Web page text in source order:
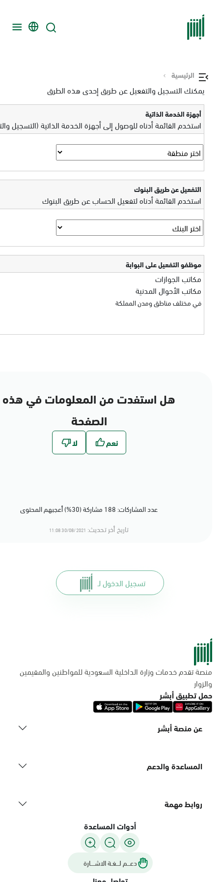
الرئيسية
يمكنك التسجيل والتفعيل عن طريق إحدى هذه الطرق
أجهزة الخدمة الذاتية
استخدم القائمة أدناه للوصول إلى أجهزة الخدمة الذاتية (التسجيل
التفعيل عن طريق البنوك
استخدم القائمة أدناه لتفعيل الحساب عن طريق البنوك
موظفو التفعيل على البوابة
مكاتب الجوازات
مكاتب الأحوال المدنية
في مختلف مناطق ومدن المملكة
هل استفدت من المعلومات في هذه
الصفحة
عدد المشاركات: 188 مشاركة (30%) أعجبهم المحتوى
تاريخ أخر تحديث: 30/08/2021 11:08
تسجيل الدخول لـ
منصة تقدم خدمات وزارة الداخلية السعودية للمواطنين والمقيمين
والزوار
حمل تطبيق أبشر
عن منصة أبشر
المساعدة والدعم
روابط مهمة
أدوات المساعدة
دعـــم لـــغـة الاشــــارة